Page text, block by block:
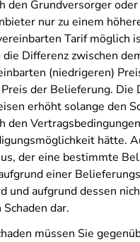
den Grundversorger oder
nur zu einem
Tarif möglich
die Differenz zwischen
(niedrigeren)
der Belieferung. Die
erhöht solange den
den
hätte.
der eine bestimmte
einer
und aufgrund dessen
dar.
müssen Sie